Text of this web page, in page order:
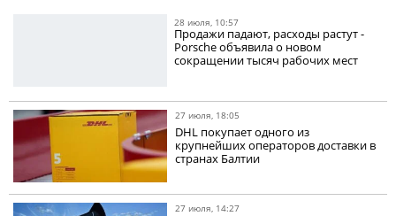
28 июля, 10:57
Продажи падают, расходы растут -
Porsche объявила о новом
сокращении тысяч рабочих мест
27 июля, 18:05
DHL покупает одного из
крупнейших операторов доставки в
странах Балтии
27 июля, 14:27